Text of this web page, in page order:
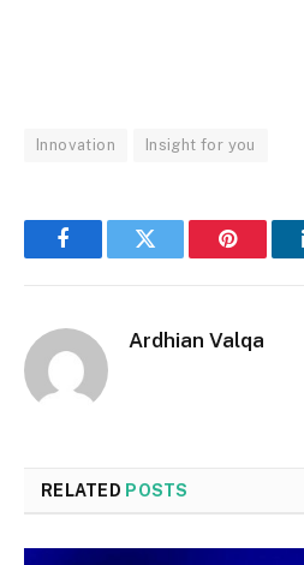
Innovation Insight for you
FacebookTwitter Pinterest
Ardhian Valqa
RELATED POSTS